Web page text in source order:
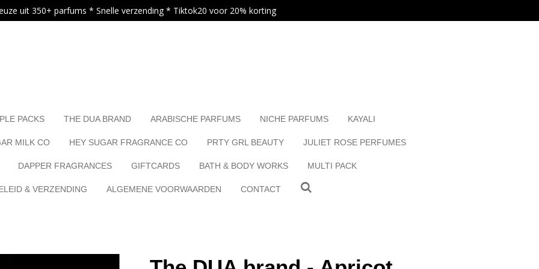
uit 350+ parfums * Snelle verzending * Tiktok20 voor 20% korting
PACKS THE DUA BRAND ARABISCHE PARFUMS NICHE PARFUMS KAYALI
MILK CO HEY SUGAR FRAGRANCE CO PRTY GRL BEAUTY JULIET ROSE PERFUMES
DAPPER FRAGRANCES GIFTCARDS BATH & BODY WORKS MULTI PACK
& VERZENDING ALGEMENE VOORWAARDEN CONTACT